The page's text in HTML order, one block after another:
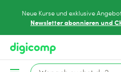
Neue Kurse und exklusive
Newsletter abonnieren und